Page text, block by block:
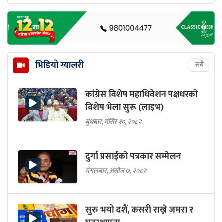
भिडियो ग्यालरी सबै
कांग्रेस विशेष महाधिवेशन पक्षधरको
विशेष भेला सुरू (लाइभ)
बुधबार, मंसिर १०, २०८२
दुर्गा प्रसाईको पत्रकार सम्मेलन
मंगलबार, असोज ७, २०८२
सुरु भयो दशैं, कसरी राख्ने जमरा र